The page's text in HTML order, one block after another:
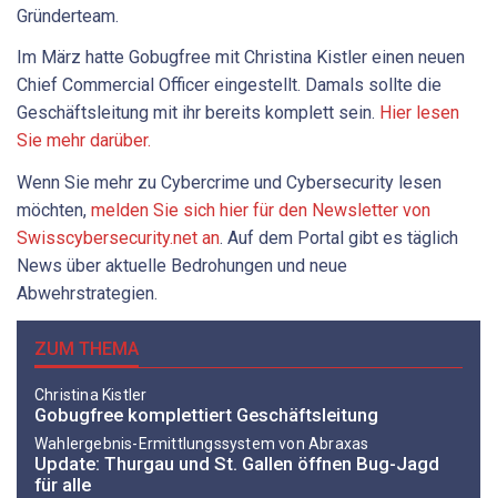
Gründerteam.
Im März hatte Gobugfree mit Christina Kistler einen neuen
Chief Commercial Officer eingestellt. Damals sollte die
Geschäftsleitung mit ihr bereits komplett sein. Hier lesen
Sie mehr darüber.
Wenn Sie mehr zu Cybercrime und Cybersecurity lesen
möchten, melden Sie sich hier für den Newsletter von
Swisscybersecurity.net an. Auf dem Portal gibt es täglich
News über aktuelle Bedrohungen und neue
Abwehrstrategien.
ZUM THEMA
Christina Kistler
Gobugfree komplettiert Geschäftsleitung
Wahlergebnis-Ermittlungssystem von Abraxas
Update: Thurgau und St. Gallen öffnen Bug-Jagd
für alle